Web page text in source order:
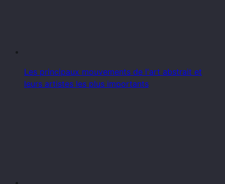
Les principaux mouvements de l'art abstrait et
leurs artistes les plus importants